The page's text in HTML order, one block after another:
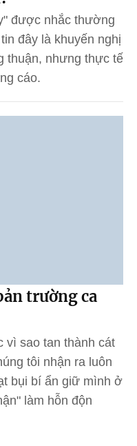
được nhắc thường
đây là khuyến nghị
thuận, nhưng thực tế
cáo.
trường ca
vì sao tan thành cát
tôi nhận ra luôn
bụi bí ẩn giữ mình ở
làm hỗn độn